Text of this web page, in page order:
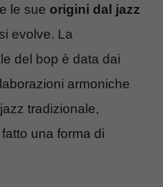
le sue origini dal jazz
evolve. La
del bop è data dai
armoniche
tradizionale,
una forma di